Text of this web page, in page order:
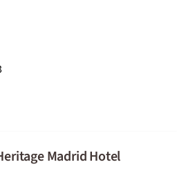
Madrid Hotel